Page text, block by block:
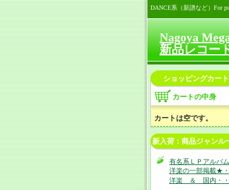
DANCE系（新譜など）For
Nagoya
新品レコー
ショッピングカート
カートの中身
カートは空です。
新入荷：商品ジャンル
有名系ＬＰアルバ
洋楽の一部掲載★・
洋楽 ＆ 国内・・